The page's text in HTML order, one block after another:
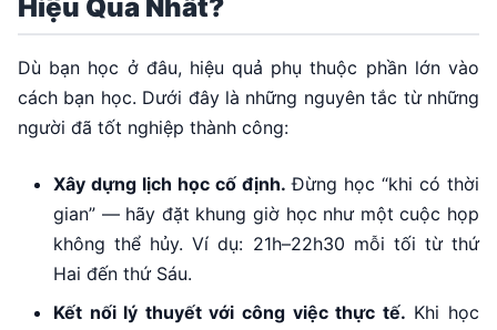
Hiệu Quả Nhất?
Dù bạn học ở đâu, hiệu quả phụ thuộc phần lớn vào
cách bạn học. Dưới đây là những nguyên tắc từ những
người đã tốt nghiệp thành công:
Xây dựng lịch học cố định. Đừng học “khi có thời
gian” — hãy đặt khung giờ học như một cuộc họp
không thể hủy. Ví dụ: 21h–22h30 mỗi tối từ thứ
Hai đến thứ Sáu.
Kết nối lý thuyết với công việc thực tế. Khi học